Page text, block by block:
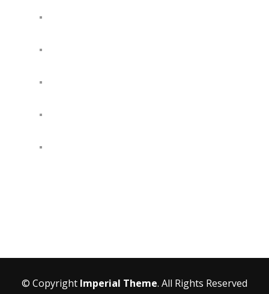
© Copyright Imperial Theme. All Rights Reserved